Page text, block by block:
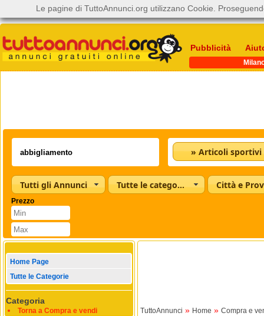
Pubblicità
» Articoli sportivi
Tutti gli Annunci Tutte le categorie Città e
Prezzo
Home Page
Tutte le Categorie
Categoria
Torna a Compra e vendi TuttoAnnunci » Home » Compra e
Le pagine di TuttoAnnunci.org utilizzano Cookie.